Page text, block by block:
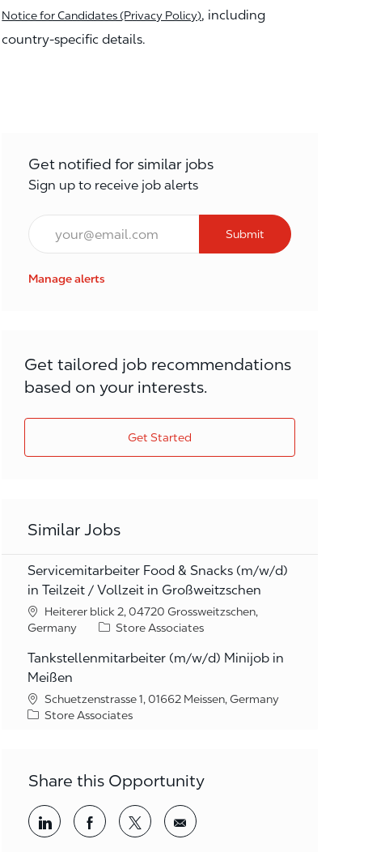
Notice for Candidates (Privacy Policy), including
country-specific details.
Get notified for similar jobs
Sign up to receive job alerts
Enter Email address (Required)
Submit
Manage alerts
Get tailored job recommendations
based on your interests.
Get Started
Similar Jobs
Servicemitarbeiter Food & Snacks (m/w/d)
in Teilzeit / Vollzeit in Großweitzschen
Heiterer blick 2, 04720 Grossweitzschen,
Germany
Category
Store Associates
Tankstellenmitarbeiter (m/w/d) Minijob in
Meißen
Schuetzenstrasse 1, 01662 Meissen, Germany
Category
Store Associates
Share this Opportunity
Share via LinkedInShare via Facebook
Share via twitterShare via email